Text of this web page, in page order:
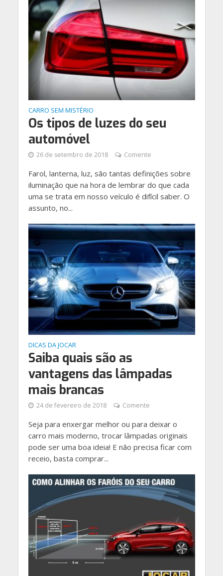
CARRO SEM MISTÉRIO
Os tipos de luzes do seu
automóvel
26 de setembro de 2018 Comente
Farol, lanterna, luz, são tantas definições sobre
iluminação que na hora de lembrar do que cada
uma se trata em nosso veículo é difícil saber. O
assunto, no...
DICAS DA JOCAR
Saiba quais são as
vantagens das lâmpadas
mais brancas
24 de fevereiro de 2018 Comente
Seja para enxergar melhor ou para deixar o
carro mais moderno, trocar lâmpadas originais
pode ser uma boa ideia! E não precisa ficar com
receio, basta comprar...